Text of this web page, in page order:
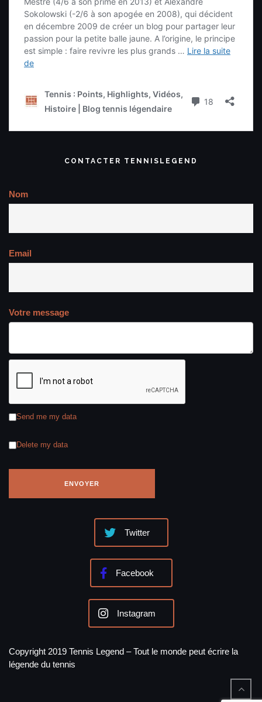
CONTACTER TENNISLEGEND
Nom
Email
Votre message
Send me my data
Delete my data
Twitter
Facebook
Instagram
Copyright 2019 Tennis Legend – Tout le monde peut écrire la
légende du tennis